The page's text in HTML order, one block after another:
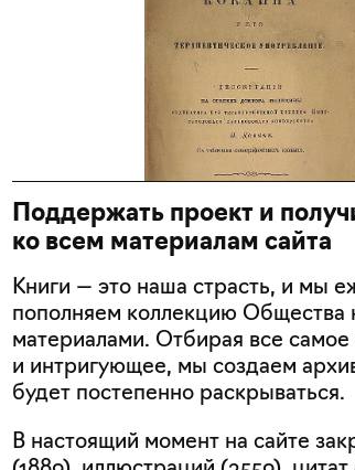
Поддержать проект и
ко всем материалам сайта
Книги — это наша страсть, и мы
пополняем коллекцию Общества
материалами. Отбирая все самое
и интригующее, мы создаем
будет постепенно раскрываться.
В настоящий момент на сайте